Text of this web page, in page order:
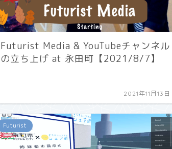
Futurist Media & YouTubeチャンネル
の立ち上げ at 永田町【2021/8/7】
2021年11月13日
Futurist